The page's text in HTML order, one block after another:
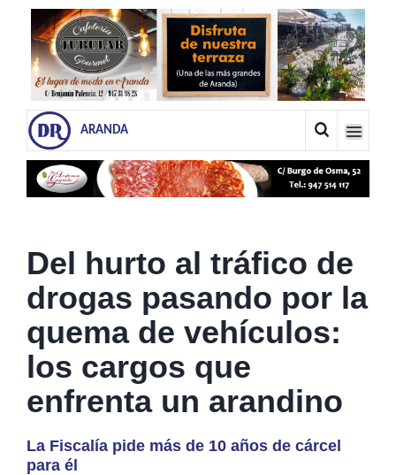
ARANDA
Del hurto al tráfico de
drogas pasando por la
quema de vehículos:
los cargos que
enfrenta un arandino
La Fiscalía pide más de 10 años de cárcel
para él